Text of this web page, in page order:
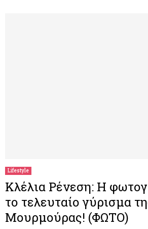
Lifestyle
Κλέλια Ρένεση: Η
το τελευταίο γύρισμα
Μουρμούρας! (ΦΩΤΟ)